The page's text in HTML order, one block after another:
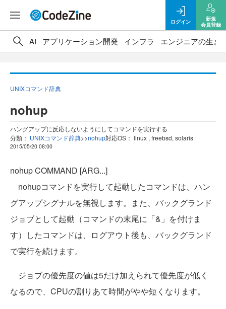
ログイン
新規
会員登録
AI アプリケーション開発 インフラ エンジニアの生き
UNIXコマンド辞典
nohup
ハングアップに反応しないようにしてコマンドを実行する
分類： UNIXコマンド辞典>>nohup対応OS： linux , freebsd, solaris
2015/05/20 08:00
nohup COMMAND [ARG...]
nohupコマンドを実行して起動したコマンドは、ハン
グアップシグナルを無視します。また、バックグランド
ジョブとして起動（コマンドの末尾に「&」を付けま
す）したコマンドは、ログアウト後も、バックグランド
で実行を続けます。
ジョブの優先度の値は5だけ加えられて優先度が低く
なるので、CPUの割りあて時間がやや短くなります。